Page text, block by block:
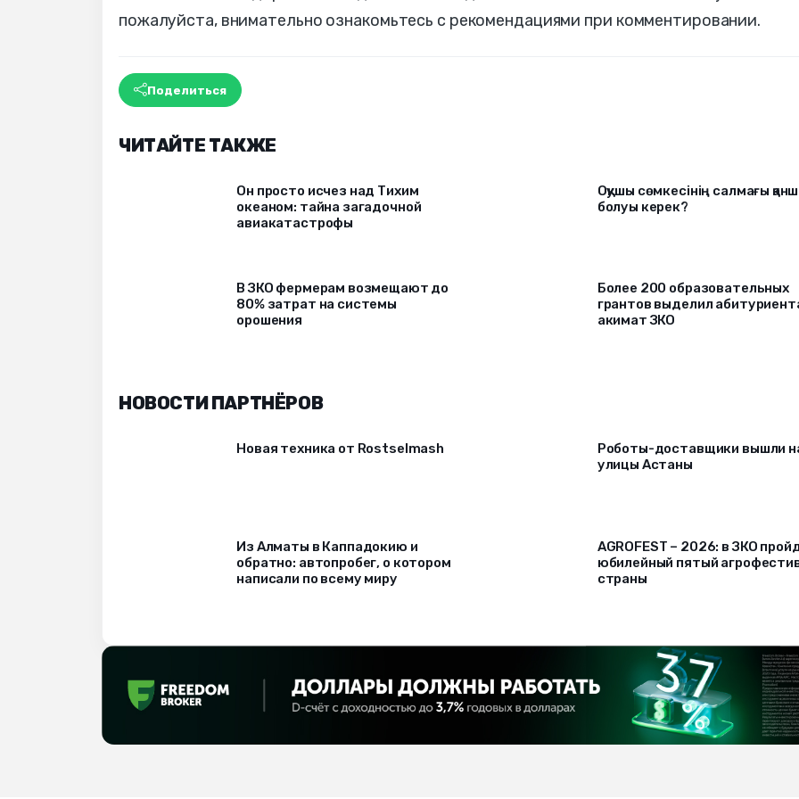
пожалуйста, внимательно ознакомьтесь с рекомендациями при комментировании.
Поделиться
ЧИТАЙТЕ ТАКЖЕ
Он просто исчез над Тихим
океаном: тайна загадочной
авиакатастрофы
Оқушы сөмкесінің салмағы
болуы керек?
В ЗКО фермерам возмещают до
80% затрат на системы
орошения
Более 200 образовательных
грантов выделил
акимат ЗКО
НОВОСТИ ПАРТНЁРОВ
Новая техника от Rostselmash
Роботы-доставщики вышли
улицы Астаны
Из Алматы в Каппадокию и
обратно: автопробег, о котором
написали по всему миру
AGROFEST – 2026: в ЗКО
юбилейный пятый
страны